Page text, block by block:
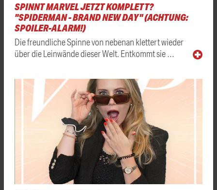
SPINNT MARVEL JETZT KOMPLETT?
"SPIDERMAN - BRAND NEW DAY" (ACHTUNG:
SPOILER-ALARM!)
Die freundliche Spinne von nebenan klettert wieder
über die Leinwände dieser Welt. Entkommt sie …